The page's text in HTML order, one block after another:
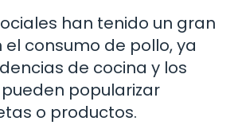
han tenido un gran
consumo de pollo, ya
de cocina y los
popularizar
o productos.